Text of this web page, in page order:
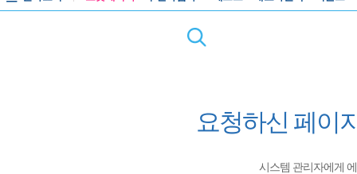
요청하신 페이
시스템 관리자에게